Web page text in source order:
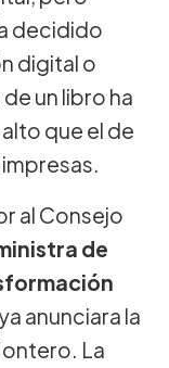
decidido
digital o
un libro ha
que el de
al Consejo
de
anunciara la
La